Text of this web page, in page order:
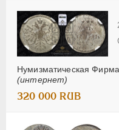
Нумизматическая
(интернет)
320 000 RUB